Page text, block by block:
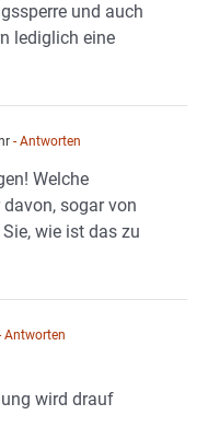
und auch
lediglich eine
- Antworten
Welche
sogar von
wie ist das zu
Antworten
wird drauf